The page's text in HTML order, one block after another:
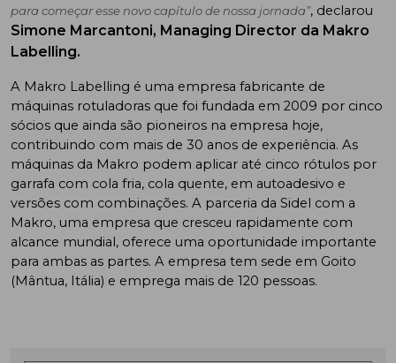
para começar esse novo capítulo de nossa jornada”, declarou
Simone Marcantoni, Managing Director da Makro
Labelling.
A Makro Labelling é uma empresa fabricante de
máquinas rotuladoras que foi fundada em 2009 por cinco
sócios que ainda são pioneiros na empresa hoje,
contribuindo com mais de 30 anos de experiência. As
máquinas da Makro podem aplicar até cinco rótulos por
garrafa com cola fria, cola quente, em autoadesivo e
versões com combinações. A parceria da Sidel com a
Makro, uma empresa que cresceu rapidamente com
alcance mundial, oferece uma oportunidade importante
para ambas as partes. A empresa tem sede em Goito
(Mântua, Itália) e emprega mais de 120 pessoas.